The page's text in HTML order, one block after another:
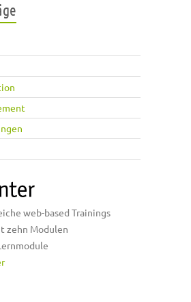
web-based Trainings
zehn Modulen